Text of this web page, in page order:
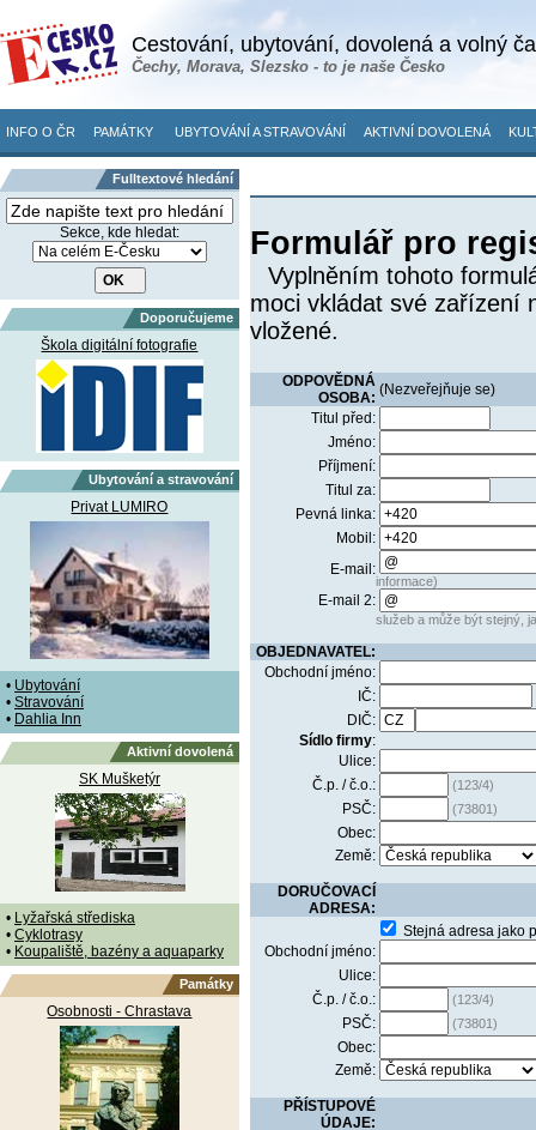
Cestování, ubytování, dovolená a volný
Čechy, Morava, Slezsko - to je naše Česko
INFO O ČR PAMÁTKY UBYTOVÁNÍ A STRAVOVÁNÍ AKTIVNÍ DOVOLENÁ
Fulltextové hledání
Sekce, kde hledat:
Doporučujeme
Škola digitální fotografie
Ubytování a stravování
Privat LUMIRO
• Ubytování
• Stravování
• Dahlia Inn
Aktivní dovolená
SK Mušketýr
• Lyžařská střediska
• Cyklotrasy
• Koupaliště, bazény a aquaparky
Památky
Osobnosti - Chrastava
Formulář pro
Vyplněním tohoto
moci vkládat své zařízení
vložené.
ODPOVĚDNÁ
OSOBA: (Nezveřejňuje se)
Titul před:
Jméno:
Příjmení:
Titul za:
Pevná linka:
Mobil:
E-mail:
informace)
E-mail 2:
služeb a může být stejný,
OBJEDNAVATEL:
Obchodní jméno:
IČ:
DIČ:
Sídlo firmy:
Ulice:
Č.p. / č.o.:
(123/4)
PSČ: (73801)
Obec:
Země:
DORUČOVACÍ
ADRESA:
Stejná adresa jako
Obchodní jméno:
Ulice:
Č.p. / č.o.:
(123/4)
PSČ: (73801)
Obec:
Země:
PŘÍSTUPOVÉ
ÚDAJE: